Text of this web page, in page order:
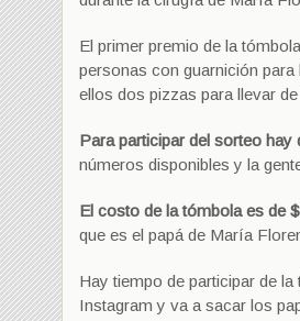
El primer premio de la
personas con guarnición
ellos dos pizzas para llevar
Para participar del sorteo hay
números disponibles y la
El costo de la tómbola es de
que es el papá de María
Hay tiempo de participar de
Instagram y va a sacar los